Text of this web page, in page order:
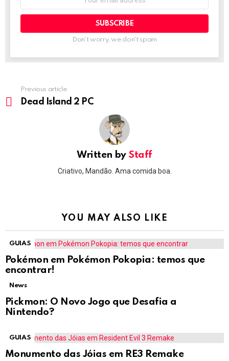
Don't worry, we don't spam
more
Previous article
Dead Island 2 PC
Written by Staff
Criativo, Mandão. Ama comida boa.
YOU MAY ALSO LIKE
GUIAS
Pokémon em Pokémon Pokopia: temos que
encontrar!
News
Pickmon: O Novo Jogo que Desafia a
Nintendo?
GUIAS
Monumento das Jóias em RE3 Remake